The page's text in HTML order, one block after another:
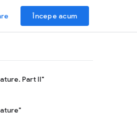
Începe acum
Part II"